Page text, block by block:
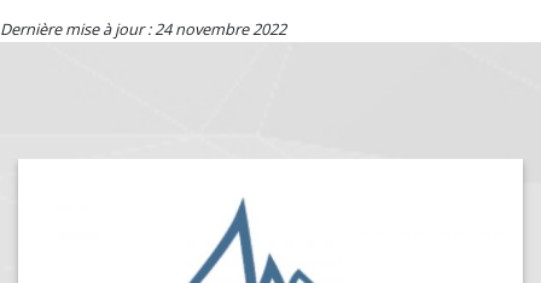
Dernière mise à jour : 24 novembre 2022